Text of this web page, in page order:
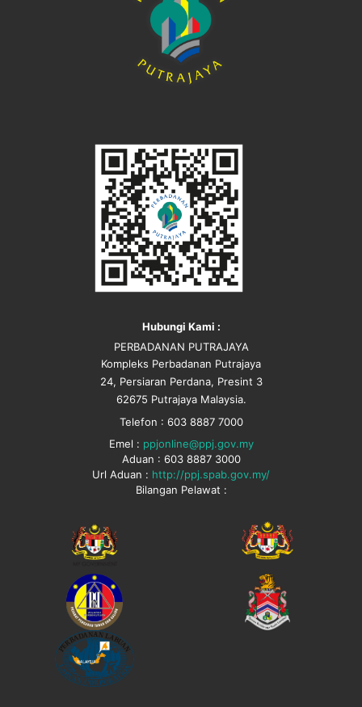
Hubungi Kami :
PERBADANAN PUTRAJAYA
Kompleks Perbadanan Putrajaya
24, Persiaran Perdana, Presint 3
62675 Putrajaya Malaysia.
Telefon : 603 8887 7000
Emel : ppjonline@ppj.gov.my
Aduan : 603 8887 3000
Url Aduan : http://ppj.spab.gov.my/
Bilangan Pelawat :